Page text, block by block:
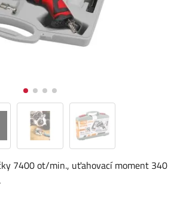
7400 ot/min., uťahovací moment 340